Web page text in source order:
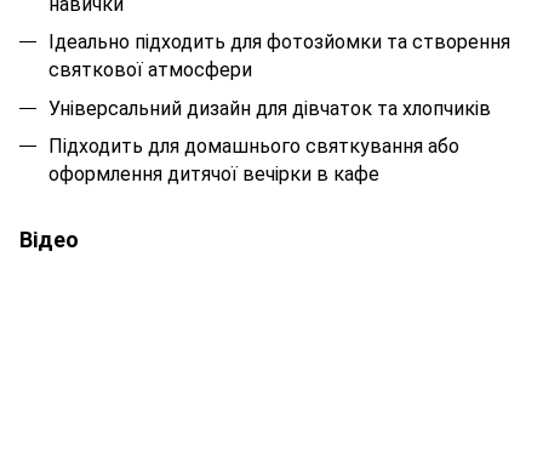
Ідеально підходить для фотозйомки та створення
святкової атмосфери
Універсальний дизайн для дівчаток та хлопчиків
Підходить для домашнього святкування або
оформлення дитячої вечірки в кафе
Відео